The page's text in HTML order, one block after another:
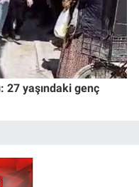
27 yaşındaki genç